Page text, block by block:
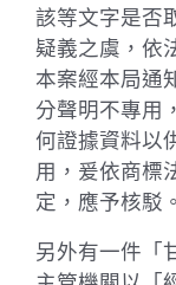
該等文字是否
疑義之虞，依
本案經本局通
分聲明不專用
何證據資料以
用，爰依商標
定，應予核駁
另外有一件「